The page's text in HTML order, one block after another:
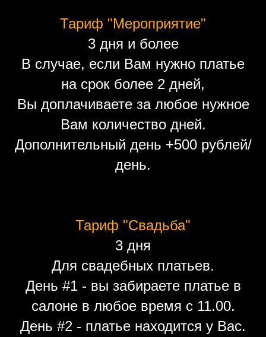
Тариф "Мероприятие"
3 дня и более
В случае, если Вам нужно платье
на срок более 2 дней,
Вы доплачиваете за любое нужное
Вам количество дней.
Дополнительный день +500 рублей/
день.
Тариф "Свадьба"
3 дня
Для свадебных платьев.
День #1 - вы забираете платье в
салоне в любое время с 11.00.
День #2 - платье находится у Вас.